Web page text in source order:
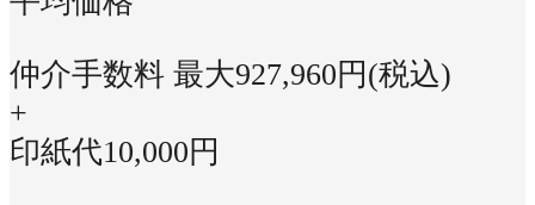
仲介手数料 最大927,960円(税込)
+
印紙代10,000円